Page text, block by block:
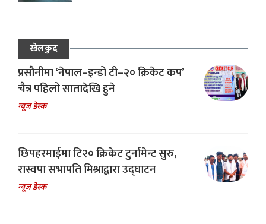
खेलकुद
प्रसौनीमा ‘नेपाल–इन्डो टी–२० क्रिकेट कप’
चैत्र पहिलो सातादेखि हुने
न्यूज डेस्क
छिपहरमाईमा टि२० क्रिकेट टुर्नामेन्ट सुरु,
रास्वपा सभापति मिश्राद्वारा उद्घाटन
न्यूज डेस्क